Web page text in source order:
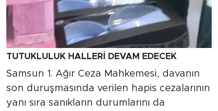
TUTUKLULUK HALLERİ DEVAM EDECEK
Samsun 1. Ağır Ceza Mahkemesi, davanın
son duruşmasında verilen hapis cezalarının
yanı sıra sanıkların durumlarını da